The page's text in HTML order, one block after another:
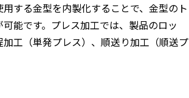
する金型を内製化することで、金型のト
能です。プレス加工では、製品のロッ
加工（単発プレス）、順送り加工（順送プ